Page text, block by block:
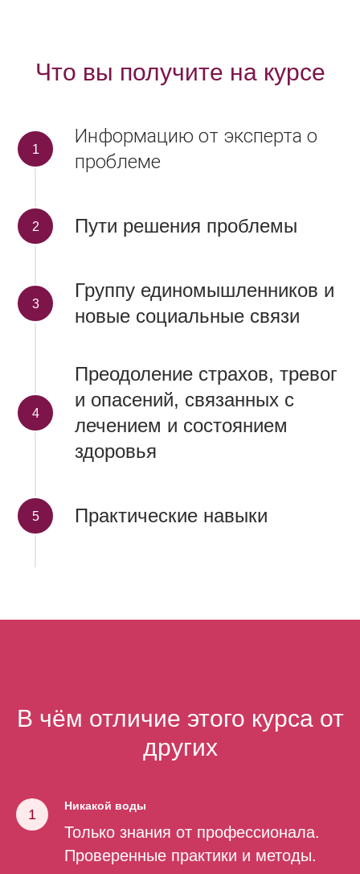
Что вы получите на курсе
Информацию от эксперта о
проблеме
Пути решения проблемы
Группу единомышленников и
новые социальные связи
Преодоление страхов, тревог
и опасений, связанных с
лечением и состоянием
здоровья
Практические навыки
В чём отличие этого курса от
других
Никакой воды
Только знания от профессионала.
Проверенные практики и методы.